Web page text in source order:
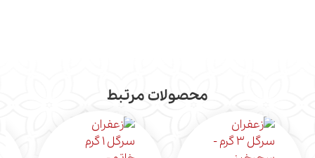
محصولات مرتبط